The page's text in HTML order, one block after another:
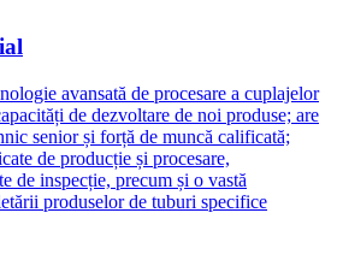
avansată de procesare a cuplajelor
de dezvoltare de noi produse; are
senior și forță de muncă calificată;
de producție și procesare,
de inspecție, precum și o vastă
produselor de tuburi specifice